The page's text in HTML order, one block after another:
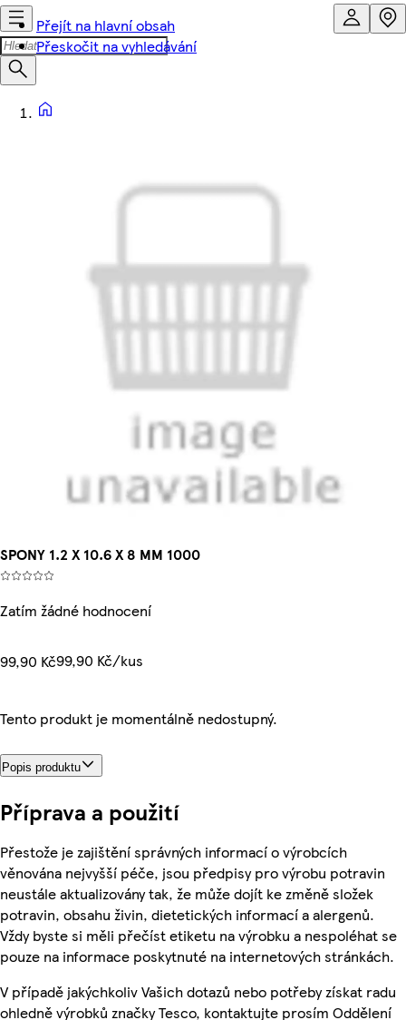
Přejít na hlavní obsah
Přeskočit na vyhledávání
SPONY 1.2 X 10.6 X 8 MM 1000
Zatím žádné hodnocení
99,90 Kč99,90 Kč/kus
Tento produkt je momentálně nedostupný.
Popis produktu
Příprava a použití
Přestože je zajištění správných informací o výrobcích
věnována nejvyšší péče, jsou předpisy pro výrobu potravin
neustále aktualizovány tak, že může dojít ke změně složek
potravin, obsahu živin, dietetických informací a alergenů.
Vždy byste si měli přečíst etiketu na výrobku a nespoléhat se
pouze na informace poskytnuté na internetových stránkách.
V případě jakýchkoliv Vašich dotazů nebo potřeby získat radu
ohledně výrobků značky Tesco, kontaktujte prosím Oddělení